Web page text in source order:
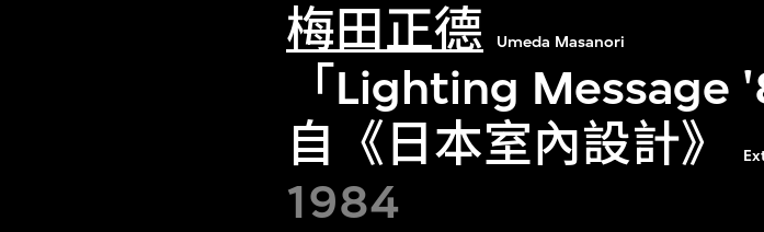
梅田正德 Umeda Masanori
「Lighting
自《日本室內設計》
1984